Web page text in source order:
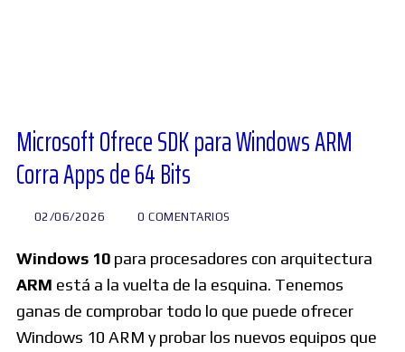
Buscar:
Microsoft Ofrece SDK para Windows ARM
Corra Apps de 64 Bits
02/06/2026 0 COMENTARIOS
Windows 10 para procesadores con arquitectura
ARM está a la vuelta de la esquina. Tenemos
ganas de comprobar todo lo que puede ofrecer
Windows 10 ARM y probar los nuevos equipos que